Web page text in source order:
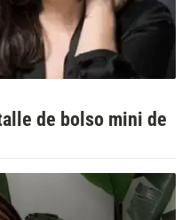
de bolso mini de